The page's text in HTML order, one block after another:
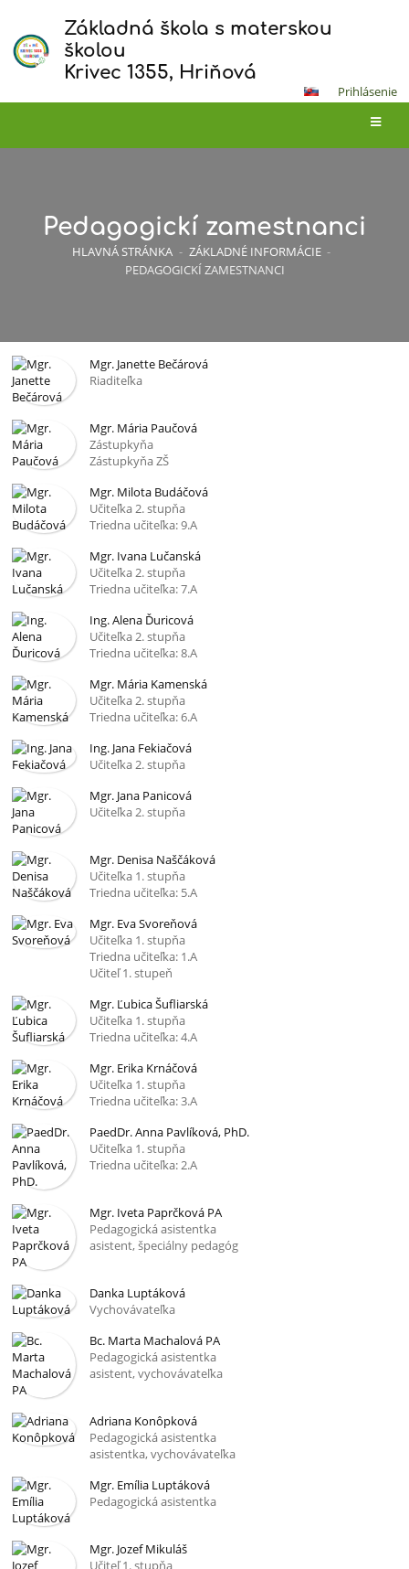
Základná škola s materskou
školou
Krivec 1355, Hriňová
Prihlásenie
Pedagogickí zamestnanci
HLAVNÁ STRÁNKA - ZÁKLADNÉ INFORMÁCIE -
PEDAGOGICKÍ ZAMESTNANCI
Mgr. Janette Bečárová
Riaditeľka
Mgr. Mária Paučová
Zástupkyňa
Zástupkyňa ZŠ
Mgr. Milota Budáčová
Učiteľka 2. stupňa
Triedna učiteľka: 9.A
Mgr. Ivana Lučanská
Učiteľka 2. stupňa
Triedna učiteľka: 7.A
Ing. Alena Ďuricová
Učiteľka 2. stupňa
Triedna učiteľka: 8.A
Mgr. Mária Kamenská
Učiteľka 2. stupňa
Triedna učiteľka: 6.A
Ing. Jana Fekiačová
Učiteľka 2. stupňa
Mgr. Jana Panicová
Učiteľka 2. stupňa
Mgr. Denisa Naščáková
Učiteľka 1. stupňa
Triedna učiteľka: 5.A
Mgr. Eva Svoreňová
Učiteľka 1. stupňa
Triedna učiteľka: 1.A
Učiteľ 1. stupeň
Mgr. Ľubica Šufliarská
Učiteľka 1. stupňa
Triedna učiteľka: 4.A
Mgr. Erika Krnáčová
Učiteľka 1. stupňa
Triedna učiteľka: 3.A
PaedDr. Anna Pavlíková, PhD.
Učiteľka 1. stupňa
Triedna učiteľka: 2.A
Mgr. Iveta Paprčková PA
Pedagogická asistentka
asistent, špeciálny pedagóg
Danka Luptáková
Vychovávateľka
Bc. Marta Machalová PA
Pedagogická asistentka
asistent, vychovávateľka
Adriana Konôpková
Pedagogická asistentka
asistentka, vychovávateľka
Mgr. Emília Luptáková
Pedagogická asistentka
Mgr. Jozef Mikuláš
Učiteľ 1. stupňa